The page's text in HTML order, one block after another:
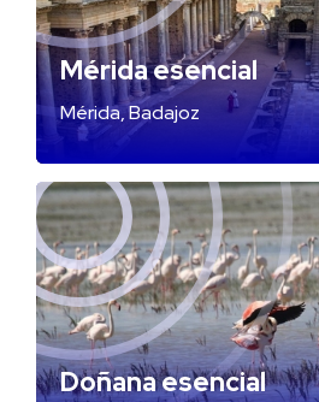
Mérida esencial
Mérida, Badajoz
Doñana esencial